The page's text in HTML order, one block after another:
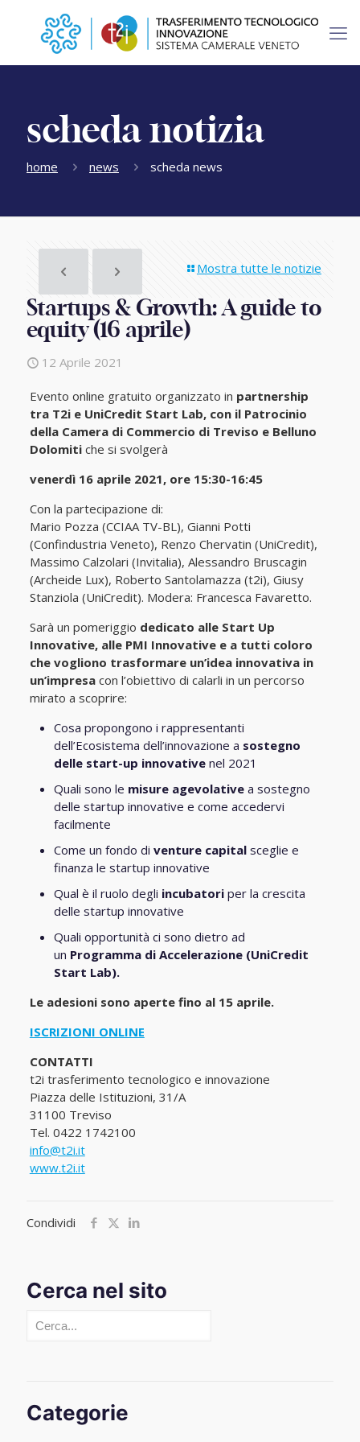
scheda notizia
home news scheda news
Mostra tutte le notizie
Startups & Growth: A guide to
equity (16 aprile)
12 Aprile 2021
Evento online gratuito organizzato in partnership
tra T2i e UniCredit Start Lab, con il Patrocinio
della Camera di Commercio di Treviso e Belluno
Dolomitiche si svolgerà
venerdì 16 aprile 2021, ore 15:30-16:45
Con la partecipazione di:
Mario Pozza (CCIAA TV-BL), Gianni Potti
(Confindustria Veneto), Renzo Chervatin (UniCredit),
Massimo Calzolari (Invitalia), Alessandro Bruscagin
(Archeide Lux), Roberto Santolamazza (t2i), Giusy
Stanziola (UniCredit). Modera: Francesca Favaretto.
Sarà un pomeriggio dedicato alle Start Up
Innovative, alle PMI Innovative e a tutti coloro
che vogliono trasformare un’idea innovativa in
un’impresacon l’obiettivo di calarli in un percorso
mirato a scoprire:
Cosa propongono i rappresentanti
dell’Ecosistema dell’innovazione a sostegno
delle start-up innovativenel 2021
Quali sono le misure agevolativea sostegno
delle startup innovative e come accedervi
facilmente
Come un fondo di venture capitalsceglie e
finanza le startup innovative
Qual è il ruolo degli incubatori per la crescita
delle startup innovative
Quali opportunità ci sono dietro ad
un Programma di Accelerazione (UniCredit
Start Lab).
Le adesioni sono aperte fino al 15 aprile.
ISCRIZIONI ONLINE
CONTATTI
t2i trasferimento tecnologico e innovazione
Piazza delle Istituzioni, 31/A
31100 Treviso
Tel. 0422 1742100
info@t2i.it
www.t2i.it
Condividi
Cerca nel sito
Cerca
Categorie